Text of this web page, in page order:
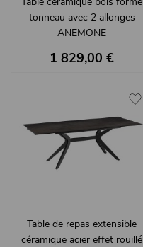
tonneau avec 2 allonges
ANEMONE
1 829,00 €
Table de repas extensible
céramique acier effet rouillé